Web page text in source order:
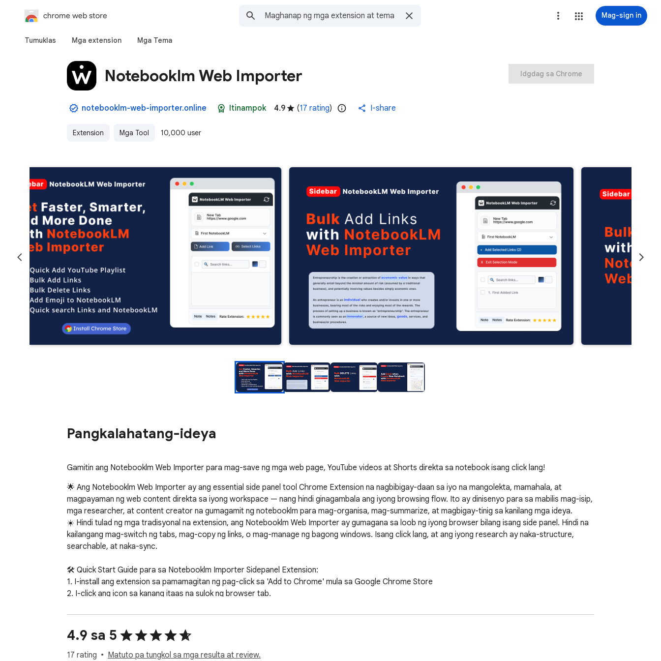
chrome web store Mag-sign in
Tumuklas Mga extension Mga Tema
Notebooklm Web Importer
notebooklm-web-importer.online Itinampok 4.9 (17 rating) I-share
Extension Mga Tool 10,000 user
Idgdag sa Chrome
Pangkalahatang-ideya
Gamitin ang Notebooklm Web Importer para mag-save ng mga web page, YouTube videos at Shorts direkta sa notebook isang click lang!
🌟 Ang Notebooklm Web Importer ay ang essential side panel tool Chrome Extension na nagbibigay-daan sa iyo na mangolekta, mamahala, at
magpayaman ng web content direkta sa iyong workspace — nang hindi ginagambala ang iyong browsing flow. Ito ay dinisenyo para sa mabilis mag-isip,
mga researcher, at content creator na gumagamit ng notebooklm para mag-organisa, mag-summarize, at magbigay-tinig sa kanilang mga ideya.
☀️ Hindi tulad ng mga tradisyonal na extension, ang Notebooklm Web Importer ay gumagana sa loob ng iyong browser bilang isang side panel. Hindi na
kailangang mag-switch ng tabs, mag-copy ng links, o mag-manage ng bagong windows. Isang click lang, at ang iyong research ay naka-structure,
searchable, at naka-sync.
🛠️ Quick Start Guide para sa Notebooklm Importer Sidepanel Extension:
1. I-install ang extension sa pamamagitan ng pag-click sa 'Add to Chrome' mula sa Google Chrome Store
2. I-click ang icon sa kanang itaas na sulok ng browser tab.
🧠 Bakit Notebooklm Web Importer?
Sa Notebooklm Web Importer, ang pag-capture ng web link ay nagiging bahagi ng iyong proseso ng pag-iisip — hindi isang interruption.
4.9 sa 5
17 rating Matuto pa tungkol sa mga resulta at review.